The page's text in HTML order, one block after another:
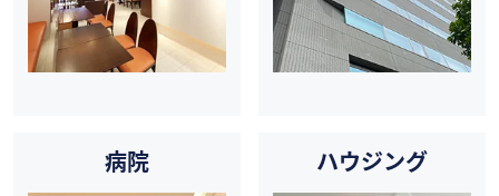
病院 ハウジング